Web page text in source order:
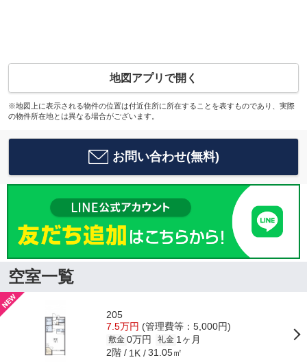
地図アプリで開く
※地図上に表示される物件の位置は付近住所に所在することを表すものであり、実際
の物件所在地とは異なる場合がございます。
お問い合わせ(無料)
空室一覧
205
7.5万円 (管理費等：5,000円)
敷金 0万円 礼金 1ヶ月
2階 1K 31.05㎡